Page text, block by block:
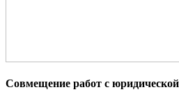
Совмещение работ с